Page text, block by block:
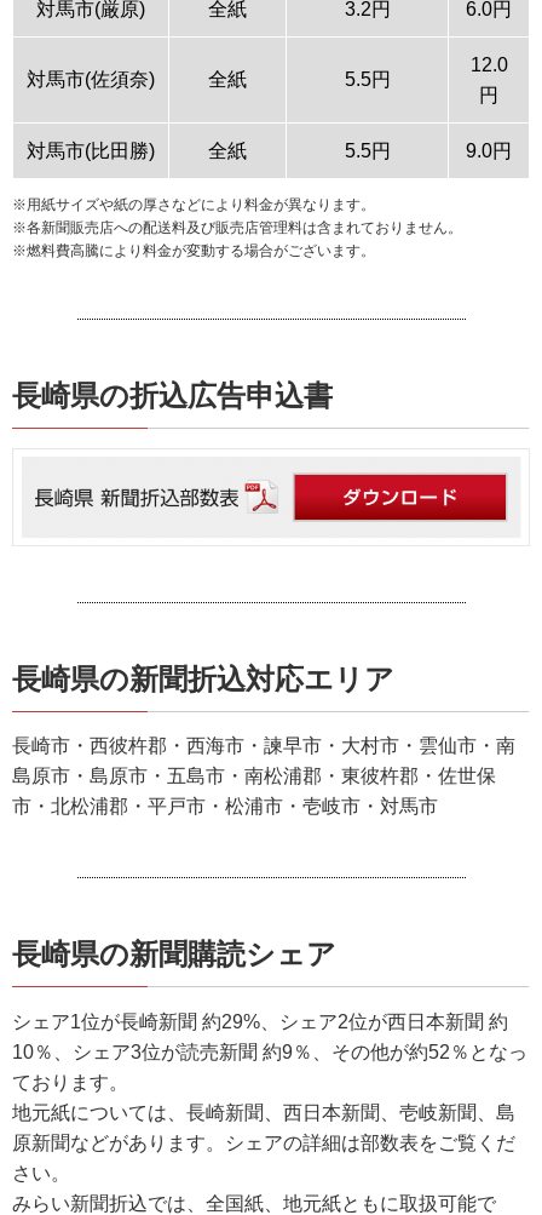
対馬市(厳原) 全紙 3.2円 6.0円
対馬市(佐須奈) 全紙 5.5円
12.0
円
対馬市(比田勝) 全紙 5.5円 9.0円
※用紙サイズや紙の厚さなどにより料金が異なります。
※各新聞販売店への配送料及び販売店管理料は含まれておりません。
※燃料費高騰により料金が変動する場合がございます。
長崎県の折込広告申込書
長崎県の新聞折込対応エリア
長崎市・西彼杵郡・西海市・諫早市・大村市・雲仙市・南
島原市・島原市・五島市・南松浦郡・東彼杵郡・佐世保
市・北松浦郡・平戸市・松浦市・壱岐市・対馬市
長崎県の新聞購読シェア
シェア1位が長崎新聞 約29%、シェア2位が西日本新聞 約
10％、シェア3位が読売新聞 約9％、その他が約52％となっ
ております。
地元紙については、長崎新聞、西日本新聞、壱岐新聞、島
原新聞などがあります。シェアの詳細は部数表をご覧くだ
さい。
みらい新聞折込では、全国紙、地元紙ともに取扱可能で